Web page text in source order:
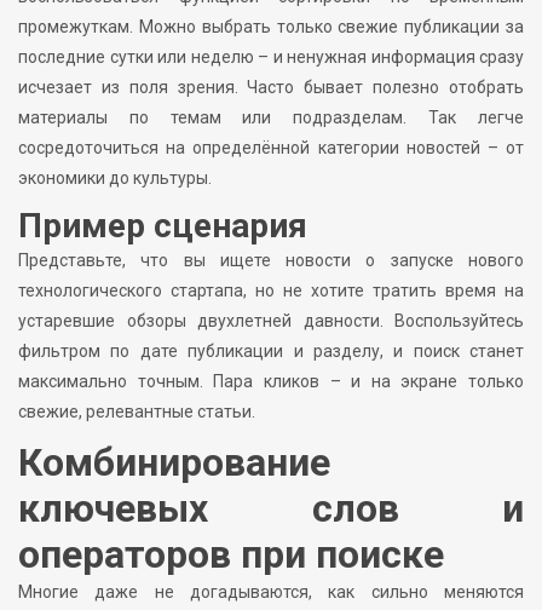
промежуткам. Можно выбрать только свежие публикации за
последние сутки или неделю – и ненужная информация сразу
исчезает из поля зрения. Часто бывает полезно отобрать
материалы по темам или подразделам. Так легче
сосредоточиться на определённой категории новостей – от
экономики до культуры.
Пример сценария
Представьте, что вы ищете новости о запуске нового
технологического стартапа, но не хотите тратить время на
устаревшие обзоры двухлетней давности. Воспользуйтесь
фильтром по дате публикации и разделу, и поиск станет
максимально точным. Пара кликов – и на экране только
свежие, релевантные статьи.
Комбинирование
ключевых слов и
операторов при поиске
Многие даже не догадываются, как сильно меняются